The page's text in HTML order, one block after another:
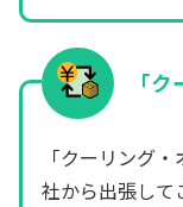
「
「クーリング
社から出張して